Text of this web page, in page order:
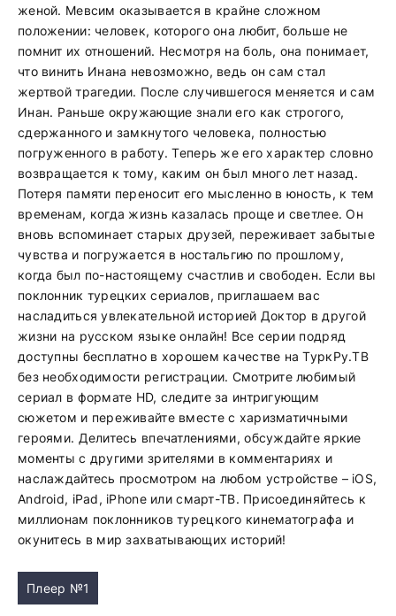
женой. Мевсим оказывается в крайне сложном
положении: человек, которого она любит, больше не
помнит их отношений. Несмотря на боль, она понимает,
что винить Инана невозможно, ведь он сам стал
жертвой трагедии. После случившегося меняется и сам
Инан. Раньше окружающие знали его как строгого,
сдержанного и замкнутого человека, полностью
погруженного в работу. Теперь же его характер словно
возвращается к тому, каким он был много лет назад.
Потеря памяти переносит его мысленно в юность, к тем
временам, когда жизнь казалась проще и светлее. Он
вновь вспоминает старых друзей, переживает забытые
чувства и погружается в ностальгию по прошлому,
когда был по-настоящему счастлив и свободен. Если вы
поклонник турецких сериалов, приглашаем вас
насладиться увлекательной историей Доктор в другой
жизни на русском языке онлайн! Все серии подряд
доступны бесплатно в хорошем качестве на ТуркРу.ТВ
без необходимости регистрации. Смотрите любимый
сериал в формате HD, следите за интригующим
сюжетом и переживайте вместе с харизматичными
героями. Делитесь впечатлениями, обсуждайте яркие
моменты с другими зрителями в комментариях и
наслаждайтесь просмотром на любом устройстве – iOS,
Android, iPad, iPhone или смарт-ТВ. Присоединяйтесь к
миллионам поклонников турецкого кинематографа и
окунитесь в мир захватывающих историй!
Плеер №1